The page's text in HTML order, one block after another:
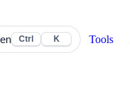
Ctrl K Tools